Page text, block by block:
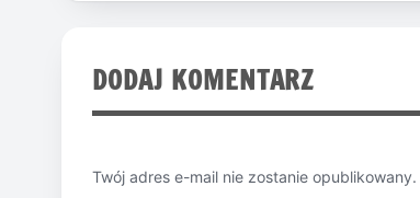
DODAJ KOMENTARZ
Twój adres e-mail nie zostanie opublikowany.